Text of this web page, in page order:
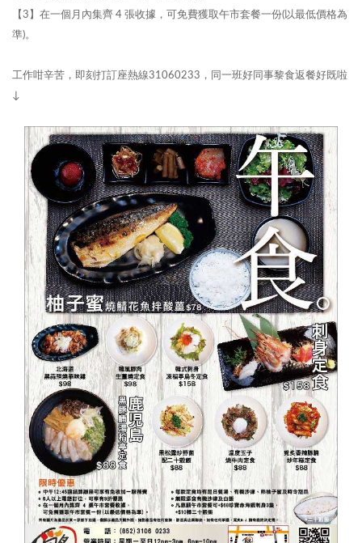
【3】在一個月內集齊 4 張收據，可免費獲取午市套餐一份(以最低價格為
準)。
工作咁辛苦，即刻打訂座熱線31060233，同一班好同事黎食返餐好既啦
↓